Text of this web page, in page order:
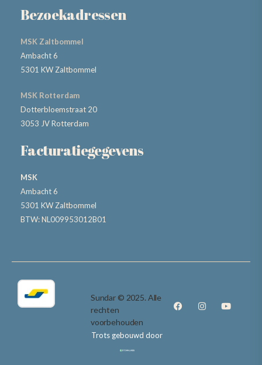
Bezoekadressen
MSK Zaltbommel
Ambacht 6
5301 KW Zaltbommel
MSK Rotterdam
Dotterbloemstraat 20
3053 JV Rotterdam
Facturatiegegevens
MSK
Ambacht 6
5301 KW Zaltbommel
BTW: NL009953012B01
Sundar © 2025. Alle
rechten
voorbehouden
Trots gebouwd door